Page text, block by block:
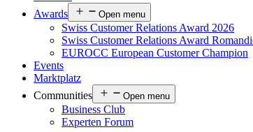
Awards
Open menu
Swiss Customer Relations Award 2026
Swiss Customer Relations Award
EUROCC European Customer Champion
Events
Marktplatz
Communities
Open menu
Business Club
Experten Forum